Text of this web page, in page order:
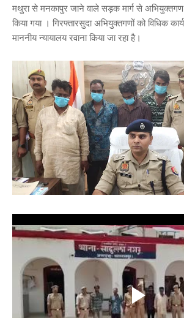
मथुरा से मनकापुर जाने वाले सड़क मार्ग से अभियुक्तगण
किया गया । गिरफ्तारसुदा अभियुक्तगणों को विधिक
माननीय न्यायालय रवाना किया जा रहा है।